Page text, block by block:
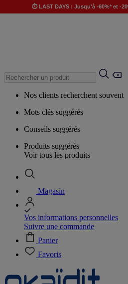
⏱️ LAST DAYS : Jusqu'à -60%* et -
Nos clients recherchent souvent
Mots clés suggérés
Conseils suggérés
Produits suggérés
Voir tous les produits
Magasin
Vos informations personnelles
Suivre une commande
Panier
Favoris